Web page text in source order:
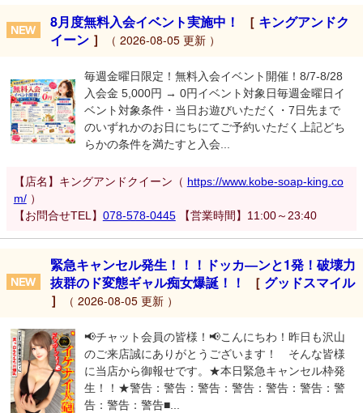
8月度無料入会イベント実施中！ ［ キングアンドク
イーン ］ （ 2026-08-05 更新 ）
毎週金曜日限定！無料入会イベント開催！8/7-8/28
入会金 5,000円 → 0円イベント対象日毎週金曜日イ
ベント対象条件・当日お遊びいただく・7日先まで
のいずれかのお日にちにてご予約いただく上記どち
らかの条件を満たすと入会...
【店名】キングアンドクイーン（ https://www.kobe-soap-king.co
m/）
【お問合せTEL】 078-578-0445【営業時間】11:00～23:40
緊急キャンセル発生！！！ドッカ―ンと1発！破壊力
抜群のド変態ギャル痴女爆誕！！
［ グッドスマイル
］
（ 2026-08-05 更新 ）
📢チャット会員の皆様！📢こんにちわ！昨日も沢山
のご来店誠にありがとうございます！ そんな皆様
に当店から御報せです。★本日緊急キャンセル枠発
生！！★警告：警告：警告：警告：警告：警告：警
告：警告：警告■...